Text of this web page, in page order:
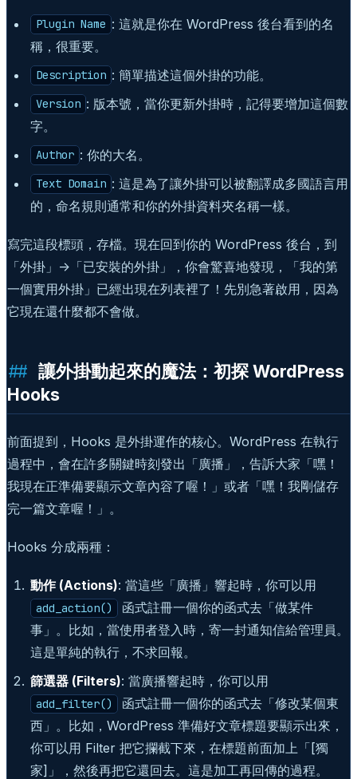
Plugin Name : 這就是你在 WordPress 後台看到的名
稱，很重要。
Description : 簡單描述這個外掛的功能。
Version : 版本號，當你更新外掛時，記得要增加這個數
字。
Author : 你的大名。
Text Domain : 這是為了讓外掛可以被翻譯成多國語言用
的，命名規則通常和你的外掛資料夾名稱一樣。
寫完這段標頭，存檔。現在回到你的 WordPress 後台，到
「外掛」->「已安裝的外掛」，你會驚喜地發現，「我的第
一個實用外掛」已經出現在列表裡了！先別急著啟用，因為
它現在還什麼都不會做。
讓外掛動起來的魔法：初探 WordPress
Hooks
前面提到，Hooks 是外掛運作的核心。WordPress 在執行
過程中，會在許多關鍵時刻發出「廣播」，告訴大家「嘿！
我現在正準備要顯示文章內容了喔！」或者「嘿！我剛儲存
完一篇文章喔！」。
Hooks 分成兩種：
動作 (Actions): 當這些「廣播」響起時，你可以用
add_action()
函式註冊一個你的函式去「做某件
事」。比如，當使用者登入時，寄一封通知信給管理員。
這是單純的執行，不求回報。
篩選器 (Filters): 當廣播響起時，你可以用
add_filter()
函式註冊一個你的函式去「修改某個東
西」。比如，WordPress 準備好文章標題要顯示出來，
你可以用 Filter 把它攔截下來，在標題前面加上「[獨
家]」，然後再把它還回去。這是加工再回傳的過程。